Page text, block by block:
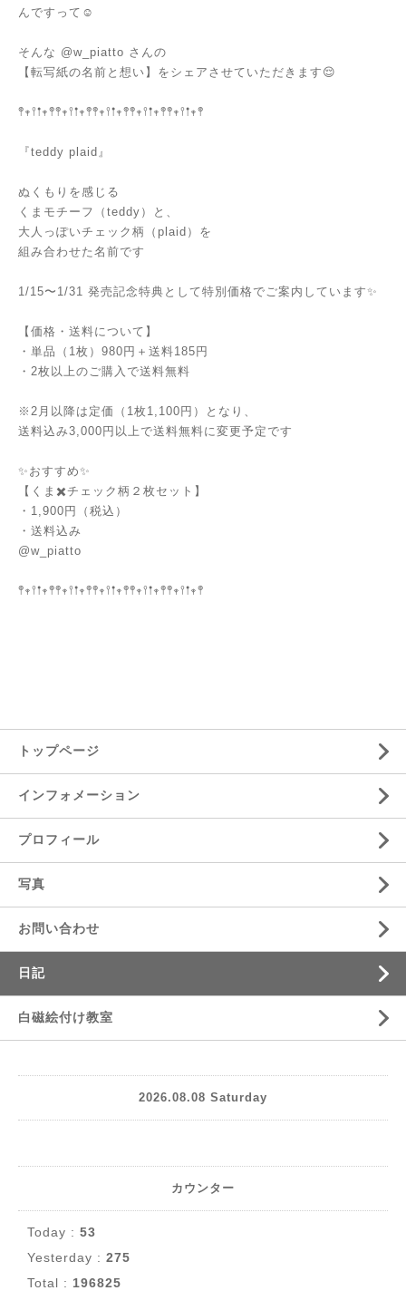
んですって☺️
そんな @w_piatto さんの
【転写紙の名前と想い】をシェアさせていただきます😌
𖤣𖥧𖥣𖡡𖥧𖤣𖤣𖥧𖥣𖡡𖥧𖤣𖤣𖥧𖥣𖡡𖥧𖤣𖤣𖥧𖥣𖡡𖥧𖤣𖤣𖥧𖥣𖡡𖥧𖤣
『teddy plaid』
ぬくもりを感じる
くまモチーフ（teddy）と、
大人っぽいチェック柄（plaid）を
組み合わせた名前です
1/15〜1/31 発売記念特典として特別価格でご案内しています✨
【価格・送料について】
・単品（1枚）980円＋送料185円
・2枚以上のご購入で送料無料
※2月以降は定価（1枚1,100円）となり、
送料込み3,000円以上で送料無料に変更予定です
✨おすすめ✨
【くま✖️チェック柄２枚セット】
・1,900円（税込）
・送料込み
@w_piatto
𖤣𖥧𖥣𖡡𖥧𖤣𖤣𖥧𖥣𖡡𖥧𖤣𖤣𖥧𖥣𖡡𖥧𖤣𖤣𖥧𖥣𖡡𖥧𖤣𖤣𖥧𖥣𖡡𖥧𖤣
トップページ
インフォメーション
プロフィール
写真
お問い合わせ
日記
白磁絵付け教室
2026.08.08 Saturday
カウンター
Today : 53
Yesterday : 275
Total : 196825